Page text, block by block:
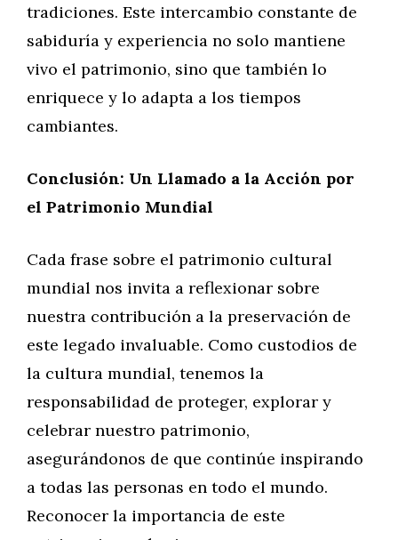
tradiciones. Este intercambio constante de
sabiduría y experiencia no solo mantiene
vivo el patrimonio, sino que también lo
enriquece y lo adapta a los tiempos
cambiantes.
Conclusión: Un Llamado a la Acción por
el Patrimonio Mundial
Cada frase sobre el patrimonio cultural
mundial nos invita a reflexionar sobre
nuestra contribución a la preservación de
este legado invaluable. Como custodios de
la cultura mundial, tenemos la
responsabilidad de proteger, explorar y
celebrar nuestro patrimonio,
asegurándonos de que continúe inspirando
a todas las personas en todo el mundo.
Reconocer la importancia de este